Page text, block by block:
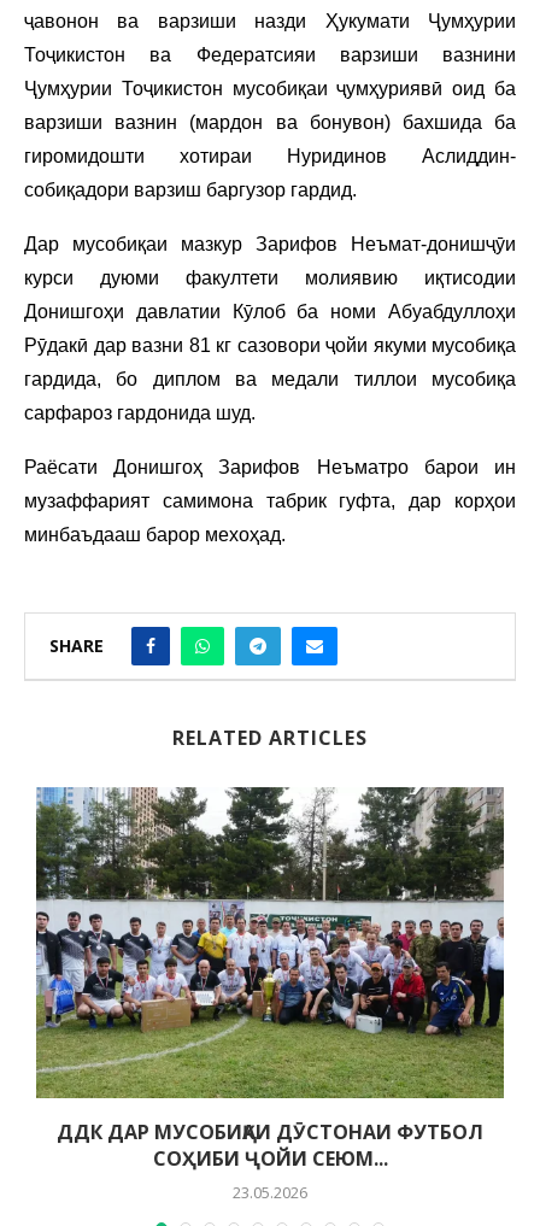
ҷавонон ва варзиши назди Ҳукумати Ҷумҳурии
Тоҷикистон ва Федератсияи варзиши вазнини
Ҷумҳурии Тоҷикистон мусобиқаи ҷумҳуриявӣ оид ба
варзиши вазнин (мардон ва бонувон) бахшида ба
гиромидошти хотираи Нуридинов Аслиддин-
собиқадори варзиш баргузор гардид.
Дар мусобиқаи мазкур Зарифов Неъмат-донишҷӯи
курси дуюми факултети молиявию иқтисодии
Донишгоҳи давлатии Кӯлоб ба номи Абуабдуллоҳи
Рӯдакӣ дар вазни 81 кг сазовори ҷойи якуми мусобиқа
гардида, бо диплом ва медали тиллои мусобиқа
сарфароз гардонида шуд.
Раёсати Донишгоҳ Зарифов Неъматро барои ин
музаффарият самимона табрик гуфта, дар корҳои
минбаъдааш барор мехоҳад.
SHARE
RELATED ARTICLES
ДДК ДАР МУСОБИҚАИ ДӮСТОНАИ ФУТБОЛ
СОҲИБИ ҶОЙИ СЕЮМ...
23.05.2026